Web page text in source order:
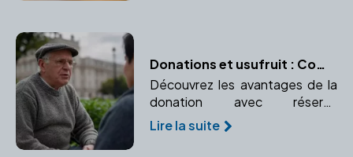
Donations et usufruit : Comment transmettre tout en conservant un droit d'usage ?
Découvrez les avantages de la
donation avec réserve
d'usufruit pour le donateur.
Préservez l'usage ou les
Lire la suite